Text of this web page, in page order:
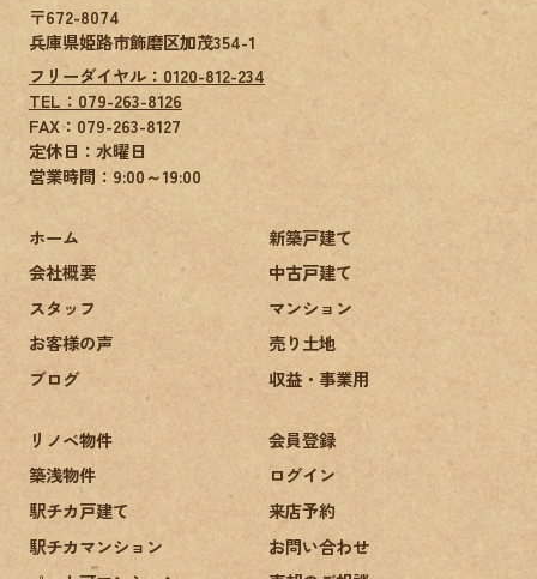
〒672-8074
兵庫県姫路市飾磨区加茂354-1
フリーダイヤル：0120-812-234
TEL：079-263-8126
FAX： 079-263-8127
定休日：水曜日
営業時間：9:00～19:00
ホーム
会社概要
スタッフ
お客様の声
ブログ
新築戸建て
中古戸建て
マンション
売り土地
収益・事業用
リノベ物件
築浅物件
駅チカ戸建て
駅チカマンション
会員登録
ログイン
来店予約
お問い合わせ